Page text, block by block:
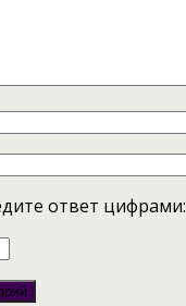
ответ цифрами: